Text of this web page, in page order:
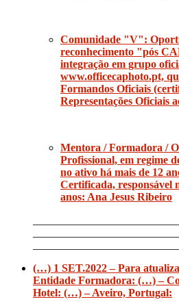
Comunidade "V":
reconhecimento "pós
integração em grupo
www.officecaphoto.pt,
Formandos Oficiais
Representações Oficiais
Mentora / Formadora /
Profissional, em regime
no ativo há mais de 12
Certificada, responsável
anos: Ana Jesus Ribeiro
(…) 1 SET.2022 – Para
Entidade Formadora: (…) –
Hotel: (…) – Aveiro, Portugal: